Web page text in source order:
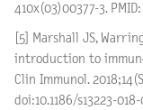
410x(03)00377-3.
[5] Marshall JS,
introduction to
Clin Immunol.
doi:10.1186/s13223-018-